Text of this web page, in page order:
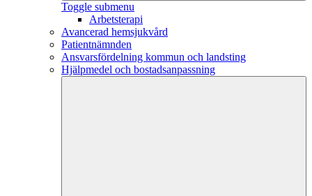
Toggle submenu
Arbetsterapi
Avancerad hemsjukvård
Patientnämnden
Ansvarsfördelning kommun och landsting
Hjälpmedel och bostadsanpassning